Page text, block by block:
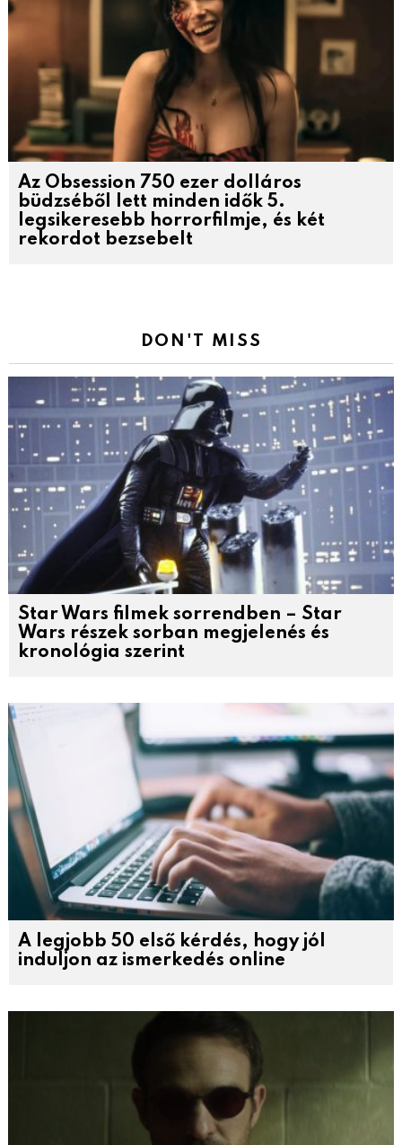
Az Obsession 750 ezer dolláros
büdzséből lett minden idők 5.
legsikeresebb horrorfilmje, és két
rekordot bezsebelt
DON'T MISS
Star Wars filmek sorrendben – Star
Wars részek sorban megjelenés és
kronológia szerint
A legjobb 50 első kérdés, hogy jól
induljon az ismerkedés online